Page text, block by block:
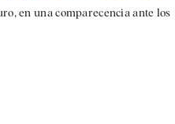
en una comparecencia ante los